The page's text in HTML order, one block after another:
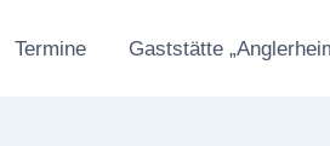
Termine Gaststätte